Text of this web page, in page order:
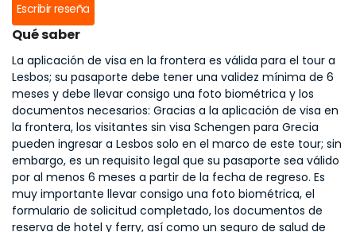
Escribir reseña
Qué saber
La aplicación de visa en la frontera es válida para el tour a
Lesbos; su pasaporte debe tener una validez mínima de 6
meses y debe llevar consigo una foto biométrica y los
documentos necesarios: Gracias a la aplicación de visa en
la frontera, los visitantes sin visa Schengen para Grecia
pueden ingresar a Lesbos solo en el marco de este tour; sin
embargo, es un requisito legal que su pasaporte sea válido
por al menos 6 meses a partir de la fecha de regreso. Es
muy importante llevar consigo una foto biométrica, el
formulario de solicitud completado, los documentos de
reserva de hotel y ferry, así como un seguro de salud de